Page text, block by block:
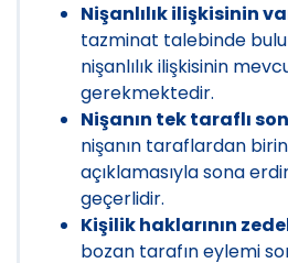
Nişanlılık ilişkisinin
tazminat talebinde
nişanlılık ilişkisinin
gerekmektedir.
Nişanın tek taraflı
nişanın taraflardan
açıklamasıyla sona
geçerlidir.
Kişilik haklarının
bozan tarafın eylemi